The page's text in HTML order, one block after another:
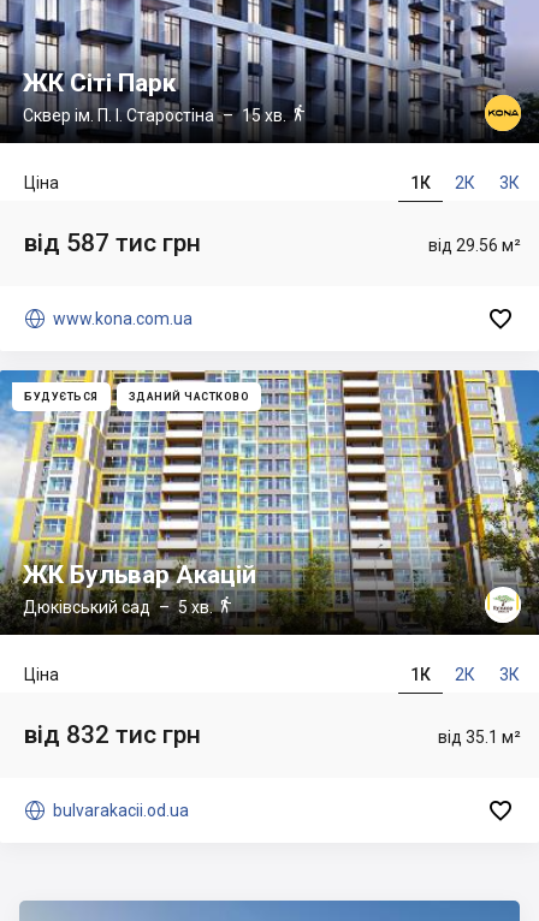
ЖК Сіті Парк
Сквер ім. П. І. Старостіна– 15 хв. 
1К 2К 3К
Ціна
від 29.56 м²
від 587 тис грн
 www.kona.com.ua 
БУДУЄТЬСЯ ЗДАНИЙ ЧАСТКОВО
ЖК Бульвар Акацій
Дюківський сад– 5 хв.
1К 2К 3К
Ціна
від 35.1 м²
від 832 тис грн
 bulvarakacii.od.ua 